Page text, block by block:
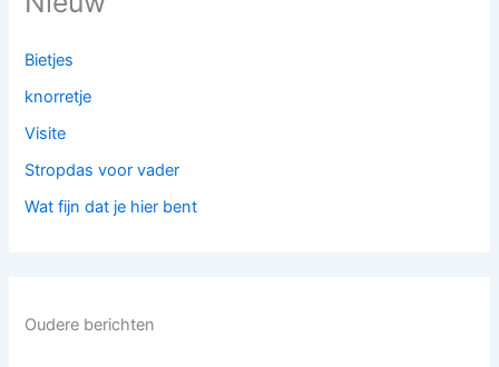
Bietjes
knorretje
Visite
Stropdas voor vader
Wat fijn dat je hier bent
Oudere berichten